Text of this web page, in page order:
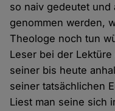
so naiv gedeutet und
genommen werden,
Theologe noch tun
Leser bei der
seiner bis heute
seiner tatsächlichen
Liest man seine sich